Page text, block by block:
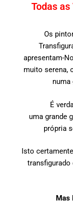
Todas
Os
apresentam-
muito serena,
numa
É verdade
uma grande
própria
Isto
transfigurado
Mas